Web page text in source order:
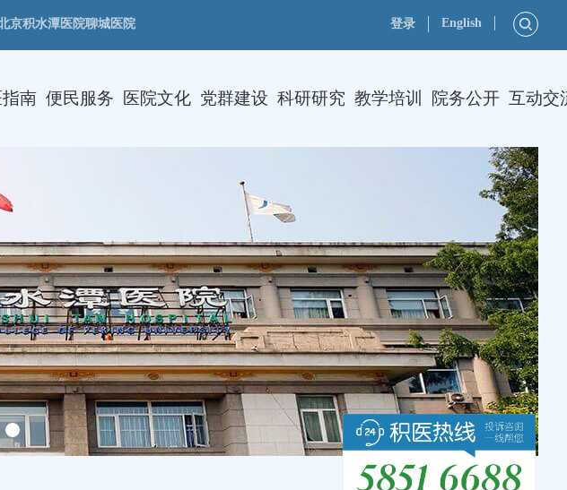
京积水潭医院聊城医院 登录 English
南 便民服务 医院文化 党群建设 科研研究 教学培训 院务公开 互动交